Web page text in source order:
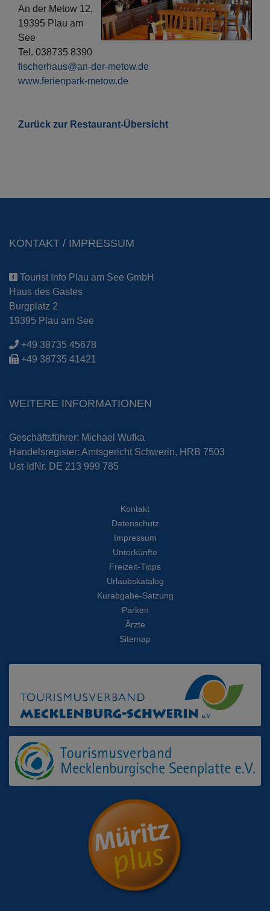
An der Metow 12,
19395 Plau am
See
Tel. 038735 8390
fischerhaus@an-der-metow.de
www.ferienpark-metow.de
Zurück zur Restaurant-Übersicht
KONTAKT / IMPRESSUM
Tourist Info Plau am See GmbH
Haus des Gastes
Burgplatz 2
19395 Plau am See
+49 38735 45678
+49 38735 41421
WEITERE INFORMATIONEN
Geschäftsführer: Michael Wufka
Handelsregister: Amtsgericht Schwerin, HRB 7503
Ust-IdNr. DE 213 999 785
Kontakt
Datenschutz
Impressum
Unterkünfte
Freizeit-Tipps
Urlaubskatalog
Kurabgabe-Satzung
Parken
Ärzte
Sitemap